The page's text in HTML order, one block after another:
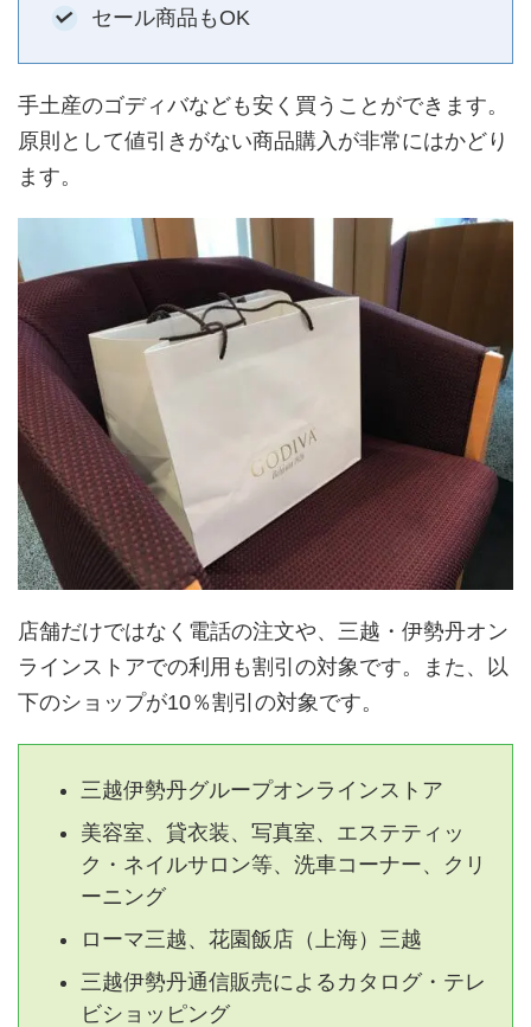
セール商品もOK
手土産のゴディバなども安く買うことができます。
原則として値引きがない商品購入が非常にはかどり
ます。
店舗だけではなく電話の注文や、三越・伊勢丹オン
ラインストアでの利用も割引の対象です。また、以
下のショップが10％割引の対象です。
三越伊勢丹グループオンラインストア
美容室、貸衣装、写真室、エステティッ
ク・ネイルサロン等、洗車コーナー、クリ
ーニング
ローマ三越、花園飯店（上海）三越
三越伊勢丹通信販売によるカタログ・テレ
ビショッピング